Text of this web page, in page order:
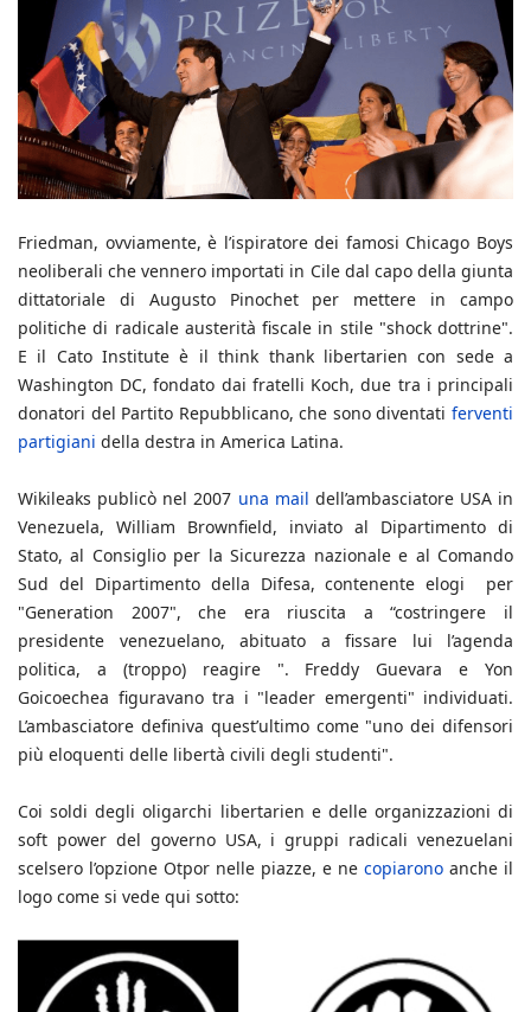
Friedman, ovviamente, è l’ispiratore dei famosi Chicago Boys
neoliberali che vennero importati in Cile dal capo della giunta
dittatoriale di Augusto Pinochet per mettere in campo
politiche di radicale austerità fiscale in stile "shock dottrine".
E il Cato Institute è il think thank libertarien con sede a
Washington DC, fondato dai fratelli Koch, due tra i principali
donatori del Partito Repubblicano, che sono diventati ferventi
partigiani della destra in America Latina.
Wikileaks publicò nel 2007 una mail dell’ambasciatore USA in
Venezuela, William Brownfield, inviato al Dipartimento di
Stato, al Consiglio per la Sicurezza nazionale e al Comando
Sud del Dipartimento della Difesa, contenente elogi per
"Generation 2007", che era riuscita a “costringere il
presidente venezuelano, abituato a fissare lui l’agenda
politica, a (troppo) reagire ". Freddy Guevara e Yon
Goicoechea figuravano tra i "leader emergenti" individuati.
L’ambasciatore definiva quest’ultimo come "uno dei difensori
più eloquenti delle libertà civili degli studenti".
Coi soldi degli oligarchi libertarien e delle organizzazioni di
soft power del governo USA, i gruppi radicali venezuelani
scelsero l’opzione Otpor nelle piazze, e ne copiarono anche il
logo come si vede qui sotto: